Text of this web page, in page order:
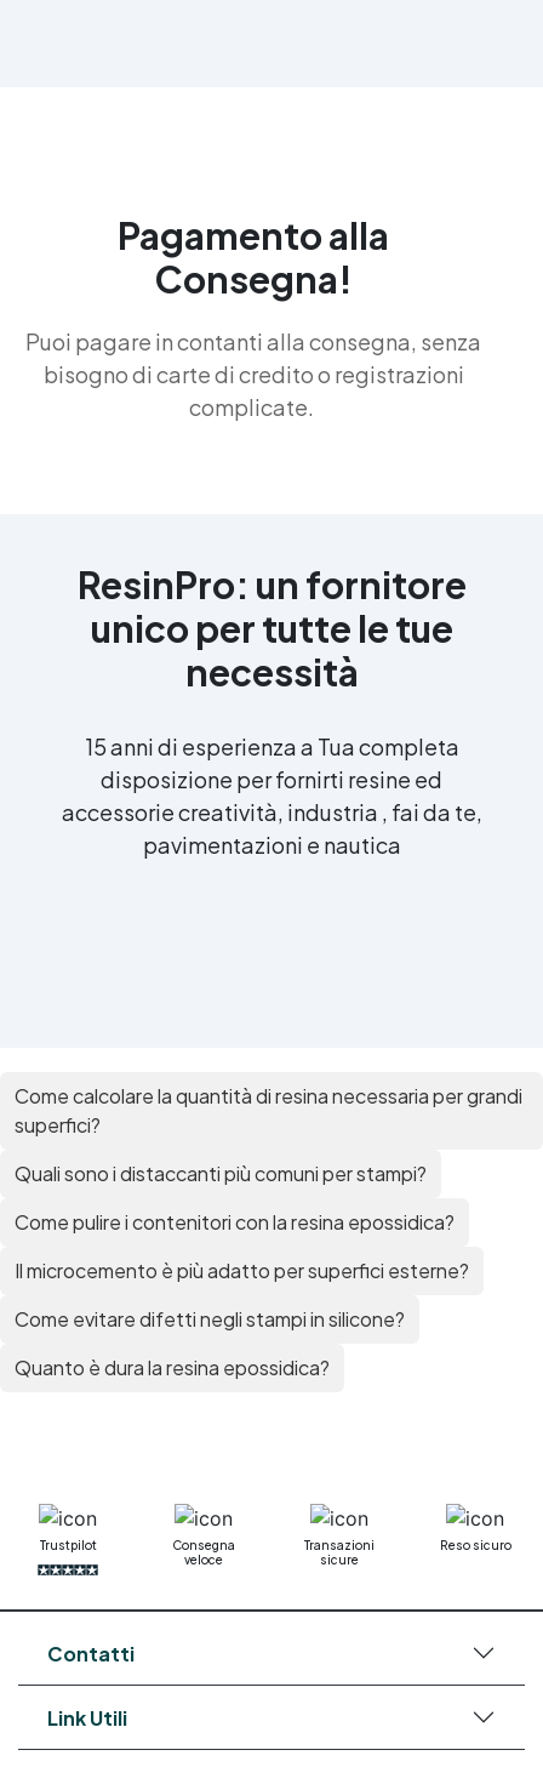
Pagamento alla
Consegna!
Puoi pagare in contanti alla consegna, senza
bisogno di carte di credito o registrazioni
complicate.
ResinPro: un fornitore
unico per tutte le tue
necessità
15 anni di esperienza a Tua completa
disposizione per fornirti resine ed
accessorie creatività, industria , fai da te,
pavimentazioni e nautica
Come calcolare la quantità di resina necessaria per grandi
superfici?
Quali sono i distaccanti più comuni per stampi?
Come pulire i contenitori con la resina epossidica?
Il microcemento è più adatto per superfici esterne?
Come evitare difetti negli stampi in silicone?
Quanto è dura la resina epossidica?
Trustpilot
Consegna
veloce
Transazioni
sicure
Reso sicuro
Contatti
Link Utili